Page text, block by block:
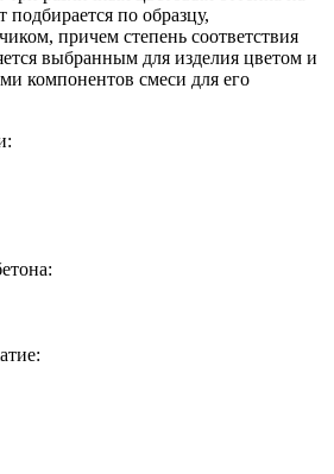
подбирается по образцу,
причем степень соответствия
выбранным для изделия цветом и
компонентов смеси для его